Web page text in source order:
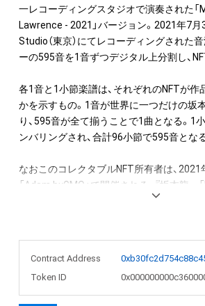
一レコーディングスタジオで演奏された
Lawrence - 2021」バージョン。2021年7
Studio（東京）にてレコーディングされた
ーの595音を1音ずつデジタル上分割し、
各1音と1小節楽譜は、それぞれのNFTが作
かを示すもの。1音が世界に一つだけの坂
り、595音が全て揃うことで1曲となる。1
ンバリングされ、合計96小節で595音となる
なおこのコレクタブルNFT所有者は、2021
「Adam byGMO」で開催される、『坂本龍
Mr. Lawrence」直筆楽譜を入手できる権利
への参加が可能。またNFT初回購入者限定
ールで送付します。
●NFT作品名と音の説明
Contract Address
Token ID